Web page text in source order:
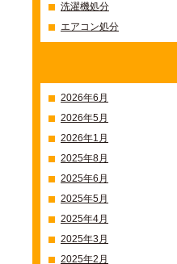
洗濯機処分
エアコン処分
2026年6月
2026年5月
2026年1月
2025年8月
2025年6月
2025年5月
2025年4月
2025年3月
2025年2月